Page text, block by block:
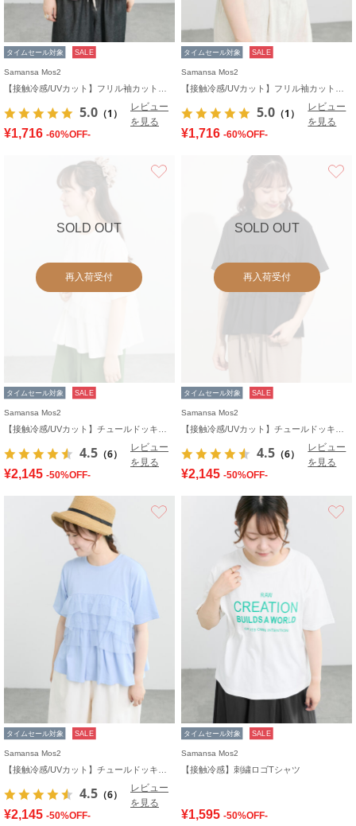
タイムセール対象 SALE
Samansa Mos2
5.0 （1）
レビュー
を見る
¥1,716 -60%OFF-
タイムセール対象 SALE
Samansa Mos2
5.0 （1）
レビュー
を見る
¥1,716 -60%OFF-
SOLD OUT
再入荷受付
タイムセール対象 SALE
Samansa Mos2
4.5 （6）
レビュー
を見る
¥2,145 -50%OFF-
SOLD OUT
再入荷受付
タイムセール対象 SALE
Samansa Mos2
4.5 （6）
レビュー
を見る
¥2,145 -50%OFF-
タイムセール対象 SALE
Samansa Mos2
4.5 （6）
レビュー
を見る
¥2,145 -50%OFF-
タイムセール対象 SALE
Samansa Mos2
【接触冷感】刺繍ロゴTシャツ
¥1,595 -50%OFF-